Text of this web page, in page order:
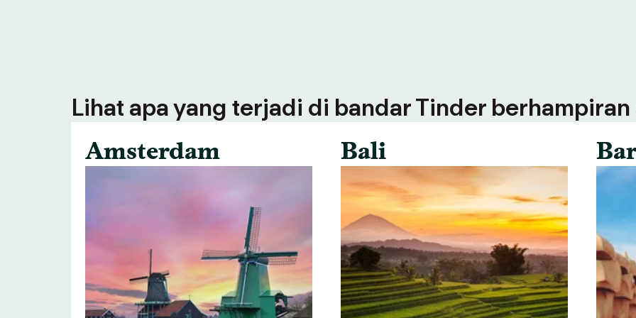
Lihat apa yang terjadi di bandar Tinder berhampiran
Amsterdam
Bali